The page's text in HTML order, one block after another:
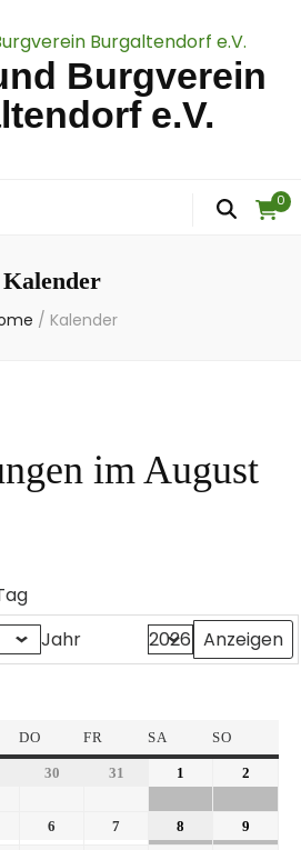
Burgverein
e.V.
0
Kalender
/ Kalender
im August
Jahr
DO FR SA SO
30 31 1 2
6 7 8
9